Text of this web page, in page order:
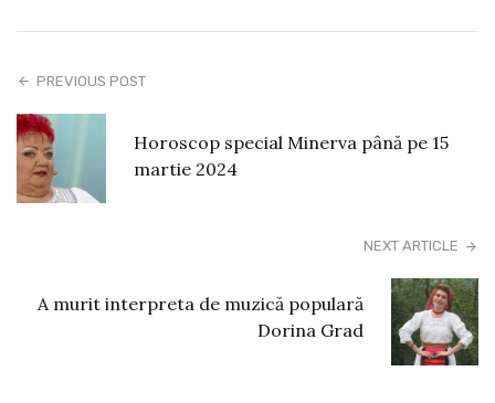
PREVIOUS POST
Horoscop special Minerva până pe 15
martie 2024
NEXT ARTICLE
A murit interpreta de muzică populară
Dorina Grad